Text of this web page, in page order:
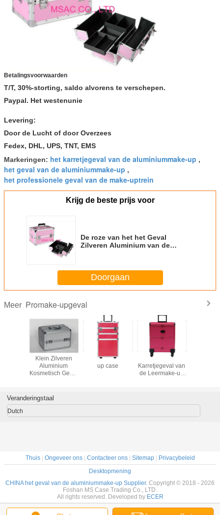
Betalingsvoorwaarden
T/T, 30%-storting, saldo alvorens te verschepen.
Paypal. Het westenunie
Levering:
Door de Lucht of door Overzees
Fedex, DHL, UPS, TNT, EMS
Markeringen: het karretjegeval van de aluminiummake-up ,
het geval van de aluminiummake-up ,
het professionele geval van de make-uptrein
Krijg de beste prijs voor
De roze van het het Geval
Zilveren Aluminium van de
Doorgaan
Meer Promake-upgeval
Klein Zilveren
Aluminium
Kosmetisch Geval
Binnendienbladen
3 in 1 Pro make-
up case
Roze het
Karretjegeval van
de Leermake-up
Veranderingstaal
Dutch
Thuis| Ongeveer ons| Contacteer ons| Sitemap| Privacybeleid
Desktopmening
CHINA het geval van de aluminiummake-up Supplier. Copyright © 2018 - 2026
Foshan MS Case Trading Co., LTD.
All rights reserved. Developed by ECER